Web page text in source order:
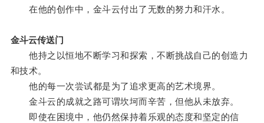
在他的创作中，金斗云付出了无数的努力和汗水。
金斗云传送门
他持之以恒地不断学习和探索，不断挑战自己的创造力
和技术。
他的每一次尝试都是为了追求更高的艺术境界。
金斗云的成就之路可谓坎坷而辛苦，但他从未放弃。
即使在困境中，他仍然保持着乐观的态度和坚定的信